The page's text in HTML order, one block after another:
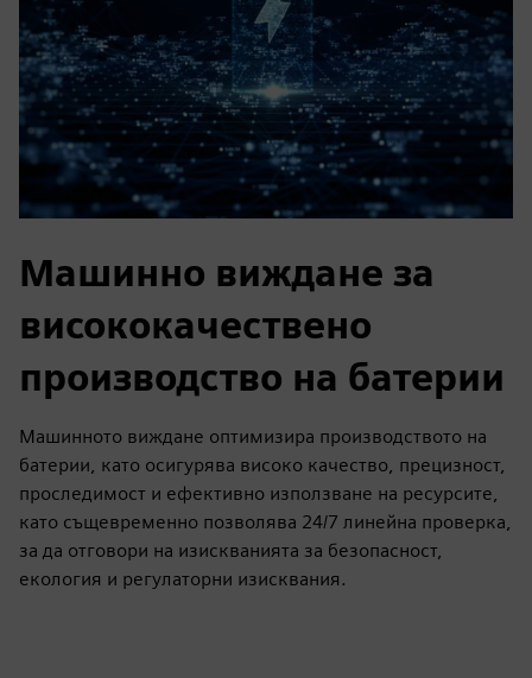
Машинно виждане за
висококачествено
производство на батерии
Машинното виждане оптимизира производството на
батерии, като осигурява високо качество, прецизност,
проследимост и ефективно използване на ресурсите,
като същевременно позволява 24/7 линейна проверка,
за да отговори на изискванията за безопасност,
екология и регулаторни изисквания.